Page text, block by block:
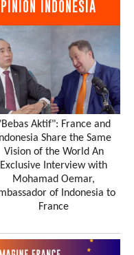
INDONESIA
Aktif": France and
Indonesia Share the Same
Vision of the World An
Exclusive Interview with
Mohamad Oemar,
of Indonesia to
France